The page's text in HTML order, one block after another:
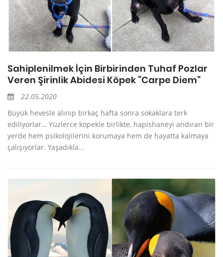
Sahiplenilmek İçin Birbirinden Tuhaf Pozlar
Veren Şirinlik Abidesi Köpek “Carpe Diem”
22.05.2020
Büyük hevesle alınıp birkaç hafta sonra sokaklara terk
ediliyorlar… Yüzlerce köpekle birlikte, hapishaneyi andıran bir
yerde hem psikolojilerini korumaya hem de hayatta kalmaya
çalışıyorlar. Yaşadıkla...